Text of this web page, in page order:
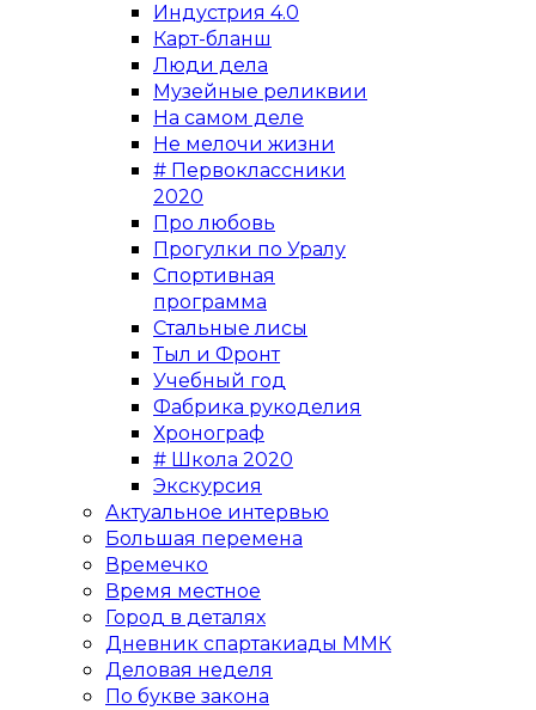
Индустрия 4.0
Карт-бланш
Люди дела
Музейные реликвии
На самом деле
Не мелочи жизни
# Первоклассники
2020
Про любовь
Прогулки по Уралу
Спортивная
программа
Стальные лисы
Тыл и Фронт
Учебный год
Фабрика рукоделия
Хронограф
# Школа 2020
Экскурсия
Актуальное интервью
Большая перемена
Времечко
Время местное
Город в деталях
Дневник спартакиады ММК
Деловая неделя
По букве закона